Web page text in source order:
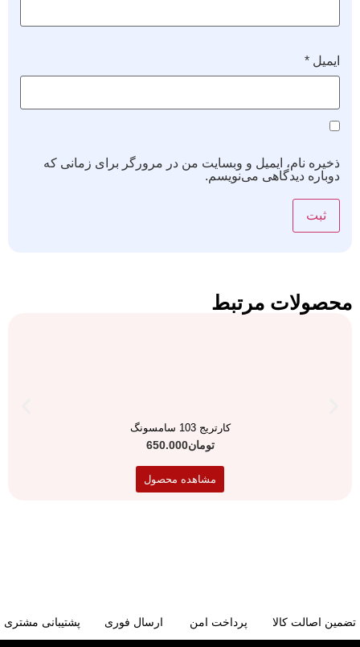
ایمیل *
ذخیره نام، ایمیل و وبسایت من در مرورگر برای زمانی که
دوباره دیدگاهی می‌نویسم.
محصولات مرتبط
کارتریج 103 سامسونگ
تومان650.000
مشاهده محصول
تضمین اصالت کالا پرداخت امن ارسال فوری پشتیبانی مشتری